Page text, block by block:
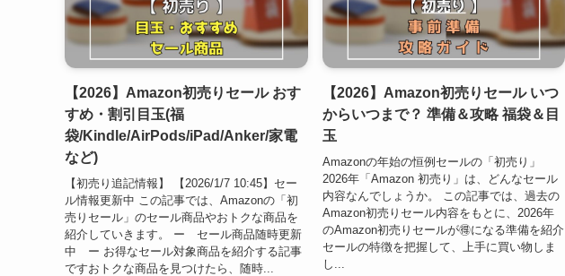
【2026】Amazon初売りセール おす
すめ・割引目玉(福
袋/Kindle/AirPods/iPad/Anker/家電
など)
【初売り追記情報】 【2026/1/7 10:45】セー
ル情報更新中 この記事では、Amazonの「初
売りセール」のセール商品やおトクな商品を
紹介していきます。 ー セール商品随時更新
中 ー お得なセール対象商品を紹介する記事
ですおトクな商品を見つけたら、随時...
【2026】Amazon初売りセール いつ
からいつまで？ 準備＆攻略 福袋＆目
玉
Amazonの年始の恒例セールの「初売り」
2026年「Amazon 初売り」は、どんなセール
内容なんでしょうか。 この記事では、過去の
Amazon初売りセール内容をもとに、2026年
のAmazon初売りセールが🉐になる準備を紹介
セールの特徴を把握して、上手に買い物しま
し...